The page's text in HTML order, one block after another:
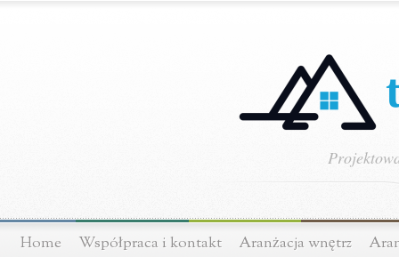
Home Współpraca i kontakt Aranżacja wnętrz